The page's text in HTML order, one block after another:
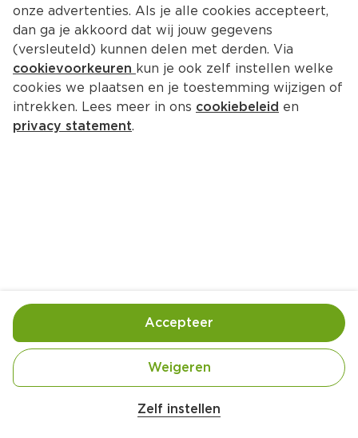
Bolsius Rustiek Shine 13cm Fresh
Olive
Handige informatie over dit product
Blijft tot 60 uur mooi
MaxAmbiance technologie
onze advertenties. Als je alle cookies accepteert,
dan ga je akkoord dat wij jouw gegevens
(versleuteld) kunnen delen met derden. Via
cookievoorkeuren kun je ook zelf instellen welke
cookies we plaatsen en je toestemming wijzigen of
intrekken. Lees meer in ons cookiebeleid en
privacy statement.
Zelf instellen
Weigeren
Accepteer